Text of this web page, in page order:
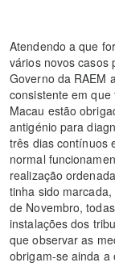
Atendendo a que
vários novos casos
Governo da RAEM
consistente em
Macau estão
antigénio para
três dias contínuos
normal
realização
tinha sido
de Novembro,
instalações dos
que observar as
obrigam-se ainda a